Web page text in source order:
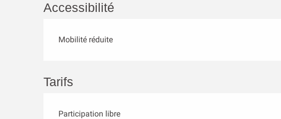
Accessibilité
Mobilité réduite
Tarifs
Participation libre